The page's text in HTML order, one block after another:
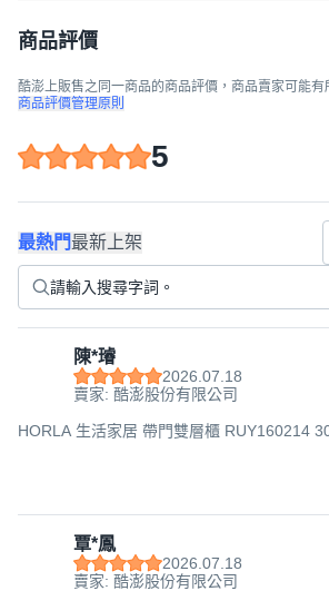
商品評價
酷澎上販售之同一商品的商品評價，商品賣家可能有
商品評價管理原則
5
最熱門最新上架
陳*璿
2026.07.18
賣家: 酷澎股份有限公司
HORLA 生活家居 帶門雙層櫃 RUY160214
覃*鳳
2026.07.18
賣家: 酷澎股份有限公司